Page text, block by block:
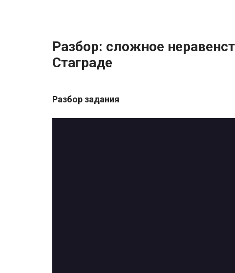
Разбор: сложное
Стаграде
Разбор задания